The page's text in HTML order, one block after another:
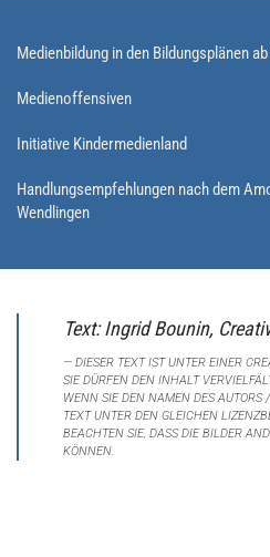
Medienbildung in den Bildungsplänen
Medienoffensiven
Initiative Kindermedienland
Handlungsempfehlungen nach dem
Wendlingen
Text: Ingrid Bounin,
DIESER TEXT IST UNTER EINER
SIE DÜRFEN DEN INHALT
WENN SIE DEN NAMEN DES
TEXT UNTER DEN GLEICHEN
BEACHTEN SIE, DASS DIE BILDER
KÖNNEN.